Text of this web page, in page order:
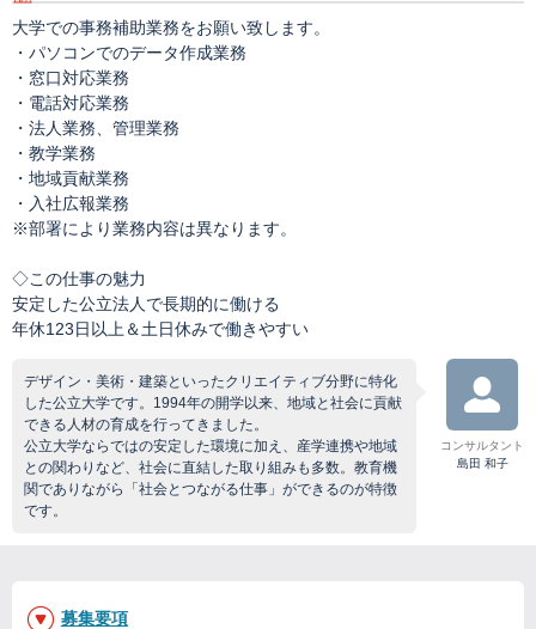
大学での事務補助業務をお願い致します。
・パソコンでのデータ作成業務
・窓口対応業務
・電話対応業務
・法人業務、管理業務
・教学業務
・地域貢献業務
・入社広報業務
※部署により業務内容は異なります。
◇この仕事の魅力
安定した公立法人で長期的に働ける
年休123日以上＆土日休みで働きやすい
デザイン・美術・建築といったクリエイティブ分野に特化
した公立大学です。1994年の開学以来、地域と社会に貢献
できる人材の育成を行ってきました。
公立大学ならではの安定した環境に加え、産学連携や地域
との関わりなど、社会に直結した取り組みも多数。教育機
関でありながら「社会とつながる仕事」ができるのが特徴
です。
コンサルタント
島田 和子
募集要項